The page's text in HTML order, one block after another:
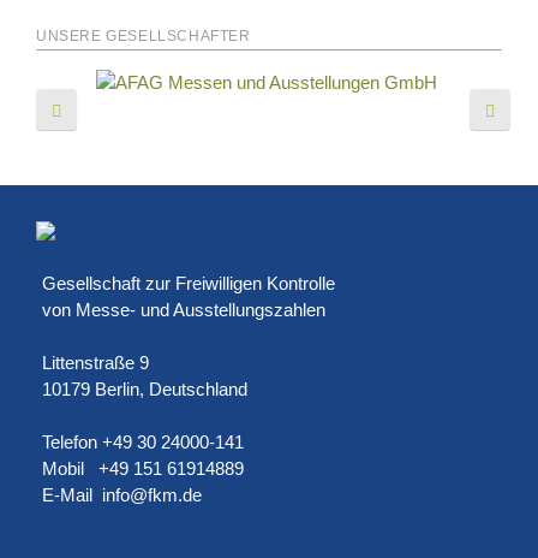
UNSERE GESELLSCHAFTER
Gesellschaft zur Freiwilligen Kontrolle
von Messe- und Ausstellungszahlen
Littenstraße 9
10179 Berlin, Deutschland
Telefon +49 30 24000-141
Mobil +49 151 61914889
E-Mail info@fkm.de